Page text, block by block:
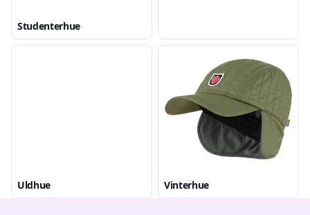
Studenterhue
Uldhue Vinterhue